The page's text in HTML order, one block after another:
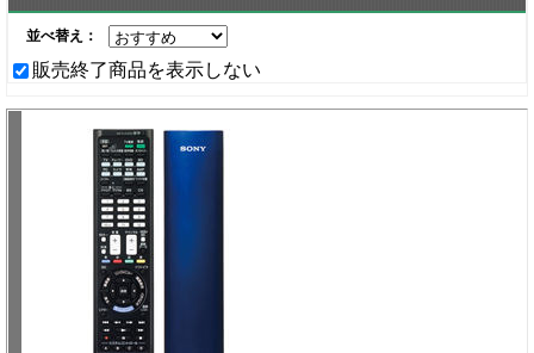
並べ替え：
販売終了商品を表示しない